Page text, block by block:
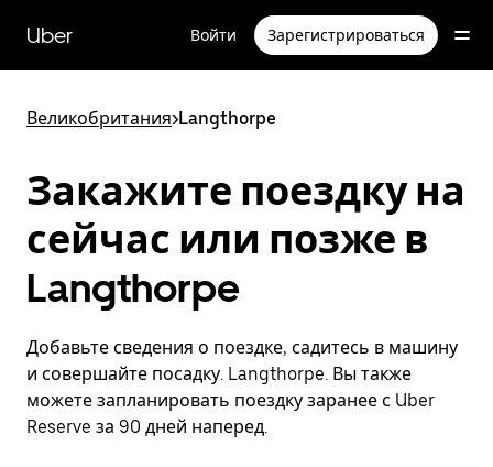
перейти
к
содержимому
Uber Войти Зарегистрироваться
Великобритания>Langthorpe
Закажите поездку на
сейчас или позже в
Langthorpe
Добавьте сведения о поездке, садитесь в машину
и совершайте посадку. Langthorpe. Вы также
можете запланировать поездку заранее с Uber
Reserve за 90 дней наперед.